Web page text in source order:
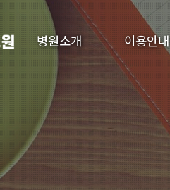
병원소개 이용안내